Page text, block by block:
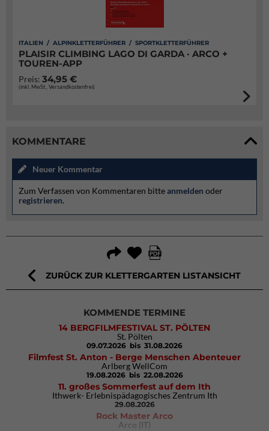
ITALIEN / ALPINKLETTERFÜHRER / SPORTKLETTERFÜHRER
PLAISIR CLIMBING LAGO DI GARDA · ARCO +
TOUREN-APP
Preis: 34,95 €
(inkl. MwSt., Versandkostenfrei)
KOMMENTARE
Neuer Kommentar
Zum Verfassen von Kommentaren bitteanmelden oder
registrieren.
ZURÜCK ZUR KLETTERGARTEN LISTANSICHT
KOMMENDE TERMINE
14 BERGFILMFESTIVAL ST. PÖLTEN
St. Pölten
09.07.2026 bis 31.08.2026
Filmfest St. Anton - Berge Menschen Abenteuer
Arlberg WellCom
19.08.2026 bis 22.08.2026
11. großes Sommerfest auf dem Ith
Ithwerk- Erlebnispädagogisches Zentrum Ith
29.08.2026
Rock Master Arco
Arco (IT)